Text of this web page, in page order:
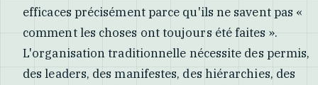
efficaces précisément parce qu'ils ne savent pas «
comment les choses ont toujours été faites ».
L'organisation traditionnelle nécessite des permis,
des leaders, des manifestes, des hiérarchies, des